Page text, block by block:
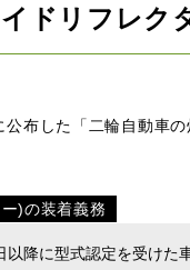
ドリフレク
布した「二輪自動車
)の装着義務
降に型式認定を受けた